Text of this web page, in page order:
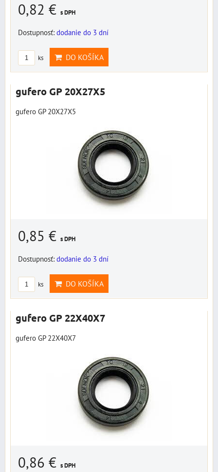
0,82 € s DPH
Dostupnosť: dodanie do 3 dní
ks DO KOŠÍKA
gufero GP 20X27X5
gufero GP 20X27X5
0,85 € s DPH
Dostupnosť: dodanie do 3 dní
ks DO KOŠÍKA
gufero GP 22X40X7
gufero GP 22X40X7
0,86 € s DPH